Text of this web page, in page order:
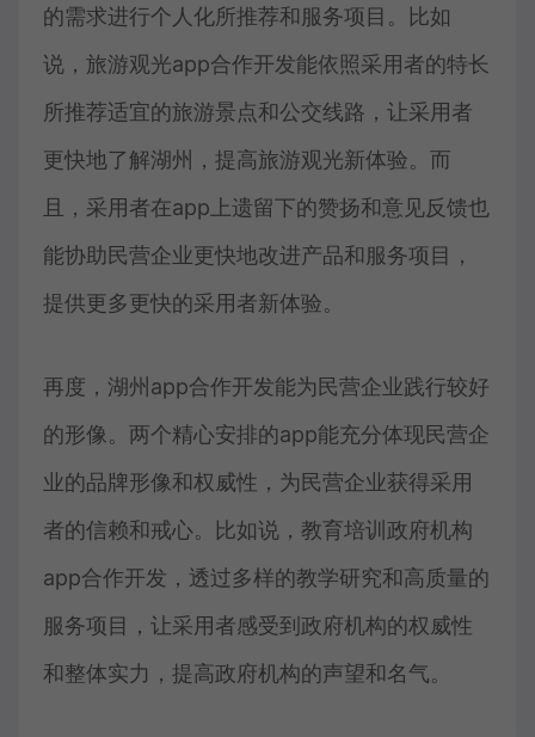
的需求进行个人化所推荐和服务项目。比如
说，旅游观光app合作开发能依照采用者的特长
所推荐适宜的旅游景点和公交线路，让采用者
更快地了解湖州，提高旅游观光新体验。而
且，采用者在app上遗留下的赞扬和意见反馈也
能协助民营企业更快地改进产品和服务项目，
提供更多更快的采用者新体验。
再度，湖州app合作开发能为民营企业践行较好
的形像。两个精心安排的app能充分体现民营企
业的品牌形像和权威性，为民营企业获得采用
者的信赖和戒心。比如说，教育培训政府机构
app合作开发，透过多样的教学研究和高质量的
服务项目，让采用者感受到政府机构的权威性
和整体实力，提高政府机构的声望和名气。